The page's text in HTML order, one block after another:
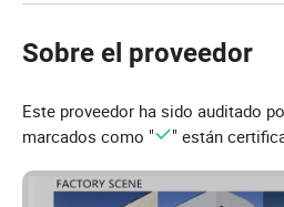
Sobre el proveedor
Este proveedor ha sido auditado
marcados como "
" están